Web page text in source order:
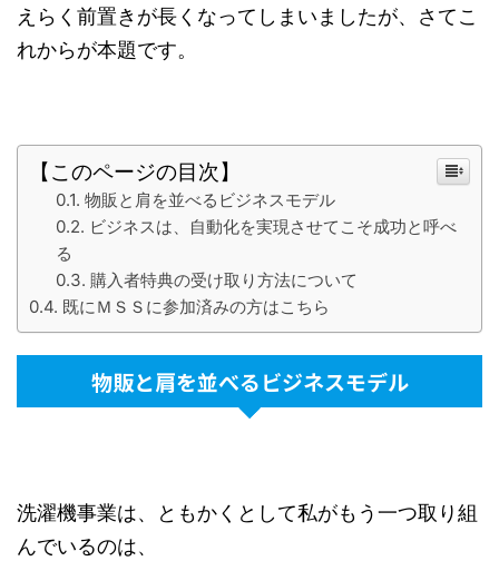
えらく前置きが長くなってしまいましたが、さてこ
れからが本題です。
【このページの目次】
物販と肩を並べるビジネスモデル
ビジネスは、自動化を実現させてこそ成功と呼べ
る
購入者特典の受け取り方法について
既にＭＳＳに参加済みの方はこちら
物販と肩を並べるビジネスモデル
洗濯機事業は、ともかくとして私がもう一つ取り組
んでいるのは、